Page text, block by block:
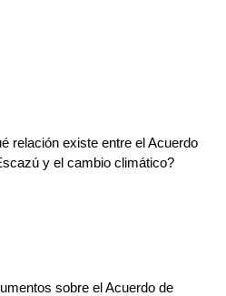
relación existe entre el Acuerdo
y el cambio climático?
sobre el Acuerdo de